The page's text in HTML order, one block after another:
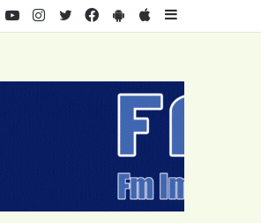
AppStore
PlayStore
Facebook
Twitter
Instagram
Youtube
WhatsApp